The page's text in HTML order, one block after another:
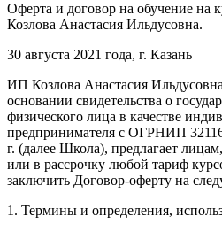
Оферта и договор на обучение на
Козлова Анастасия Ильдусовна.
30 августа 2021 года, г. Казань
ИП Козлова Анастасия
основании свидетельства о
физического лица в качестве
предпринимателя с ОГРНИП
г. (далее Школа), предлагает
или в рассрочку любой тариф
заключить Договор-оферту на
1. Термины и определения,